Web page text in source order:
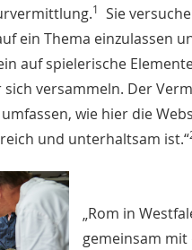
1
Sie
ein Thema einzulassen
auf spielerische
versammeln. Der
wie hier die
und unterhaltsam ist.“
„Rom in
gemeinsam mit